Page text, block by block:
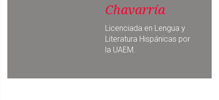
Chavarría
Licenciada en Lengua y
Literatura Hispánicas por
la UAEM.